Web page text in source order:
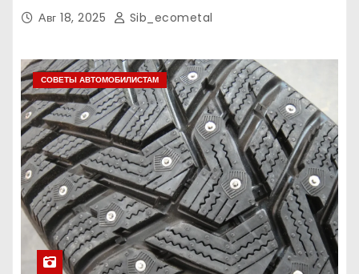
Авг 18, 2025 Sib_ecometal
СОВЕТЫ АВТОМОБИЛИСТАМ